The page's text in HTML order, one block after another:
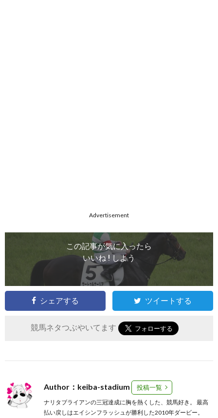
Advertisement
この記事が気に入ったら
いいね ! しよう
シェアする ツイートする
競馬ネタつぶやいてます
Author：keiba-stadium 投稿一覧
ナリタブライアンの三冠達成に胸を熱くした、競馬好き。 最高
払い戻しはエイシンフラッシュが勝利した2010年ダービー。